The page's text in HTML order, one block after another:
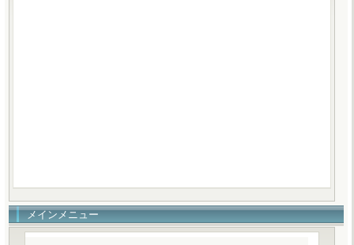
メインメニュー